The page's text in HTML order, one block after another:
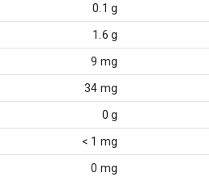
0.1 g
1.6 g
9 mg
34 mg
0 g
< 1 mg
0 mg